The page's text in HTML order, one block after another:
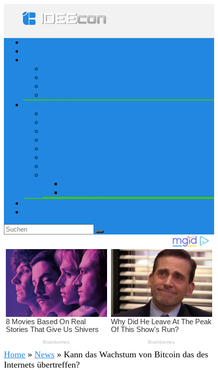
Home » News » Kann das Wachstum von Bitcoin das des
Internets übertreffen?